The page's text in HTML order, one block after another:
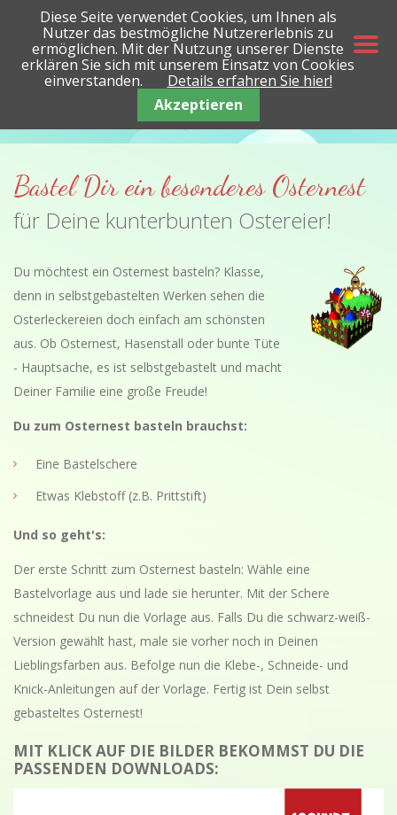
Bastel Dir ein besonderes Osternest
für Deine kunterbunten Ostereier!
Du möchtest ein Osternest basteln? Klasse,
denn in selbstgebastelten Werken sehen die
Osterleckereien doch einfach am schönsten
aus. Ob Osternest, Hasenstall oder bunte Tüte
- Hauptsache, es ist selbstgebastelt und macht
Deiner Familie eine große Freude!
Du zum Osternest basteln brauchst:
Eine Bastelschere
Etwas Klebstoff (z.B. Prittstift)
Und so geht's:
Der erste Schritt zum Osternest basteln: Wähle eine
Bastelvorlage aus und lade sie herunter. Mit der Schere
schneidest Du nun die Vorlage aus. Falls Du die schwarz-weiß-
Version gewählt hast, male sie vorher noch in Deinen
Lieblingsfarben aus. Befolge nun die Klebe-, Schneide- und
Knick-Anleitungen auf der Vorlage. Fertig ist Dein selbst
gebasteltes Osternest!
MIT KLICK AUF DIE BILDER BEKOMMST DU DIE
PASSENDEN DOWNLOADS:
Diese Seite verwendet Cookies, um Ihnen als
Nutzer das bestmögliche Nutzererlebnis zu
ermöglichen. Mit der Nutzung unserer Dienste
erklären Sie sich mit unserem Einsatz von Cookies
einverstanden.
Details erfahren Sie hier!
Akzeptieren